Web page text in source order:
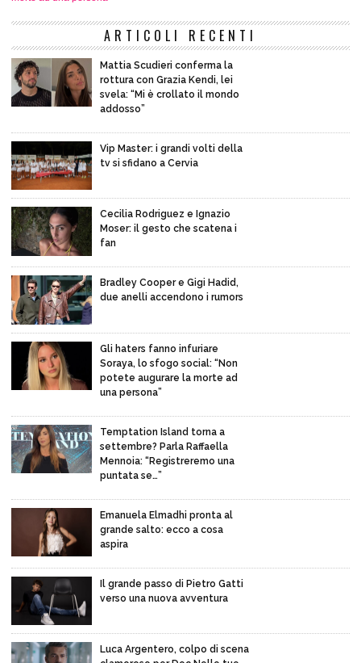
ARTICOLI RECENTI
Mattia Scudieri conferma la
rottura con Grazia Kendi, lei
svela: “Mi è crollato il mondo
addosso”
Vip Master: i grandi volti della
tv si sfidano a Cervia
Cecilia Rodriguez e Ignazio
Moser: il gesto che scatena i
fan
Bradley Cooper e Gigi Hadid,
due anelli accendono i rumors
Gli haters fanno infuriare
Soraya, lo sfogo social: “Non
potete augurare la morte ad
una persona”
Temptation Island torna a
settembre? Parla Raffaella
Mennoia: “Registreremo una
puntata se…”
Emanuela Elmadhi pronta al
grande salto: ecco a cosa
aspira
Il grande passo di Pietro Gatti
verso una nuova avventura
Luca Argentero, colpo di scena